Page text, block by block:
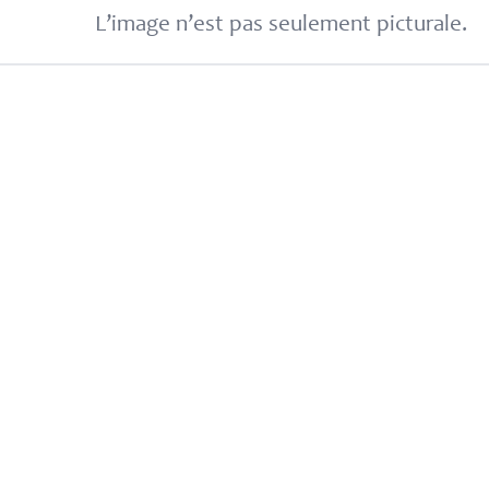
L’image n’est pas seulement picturale.